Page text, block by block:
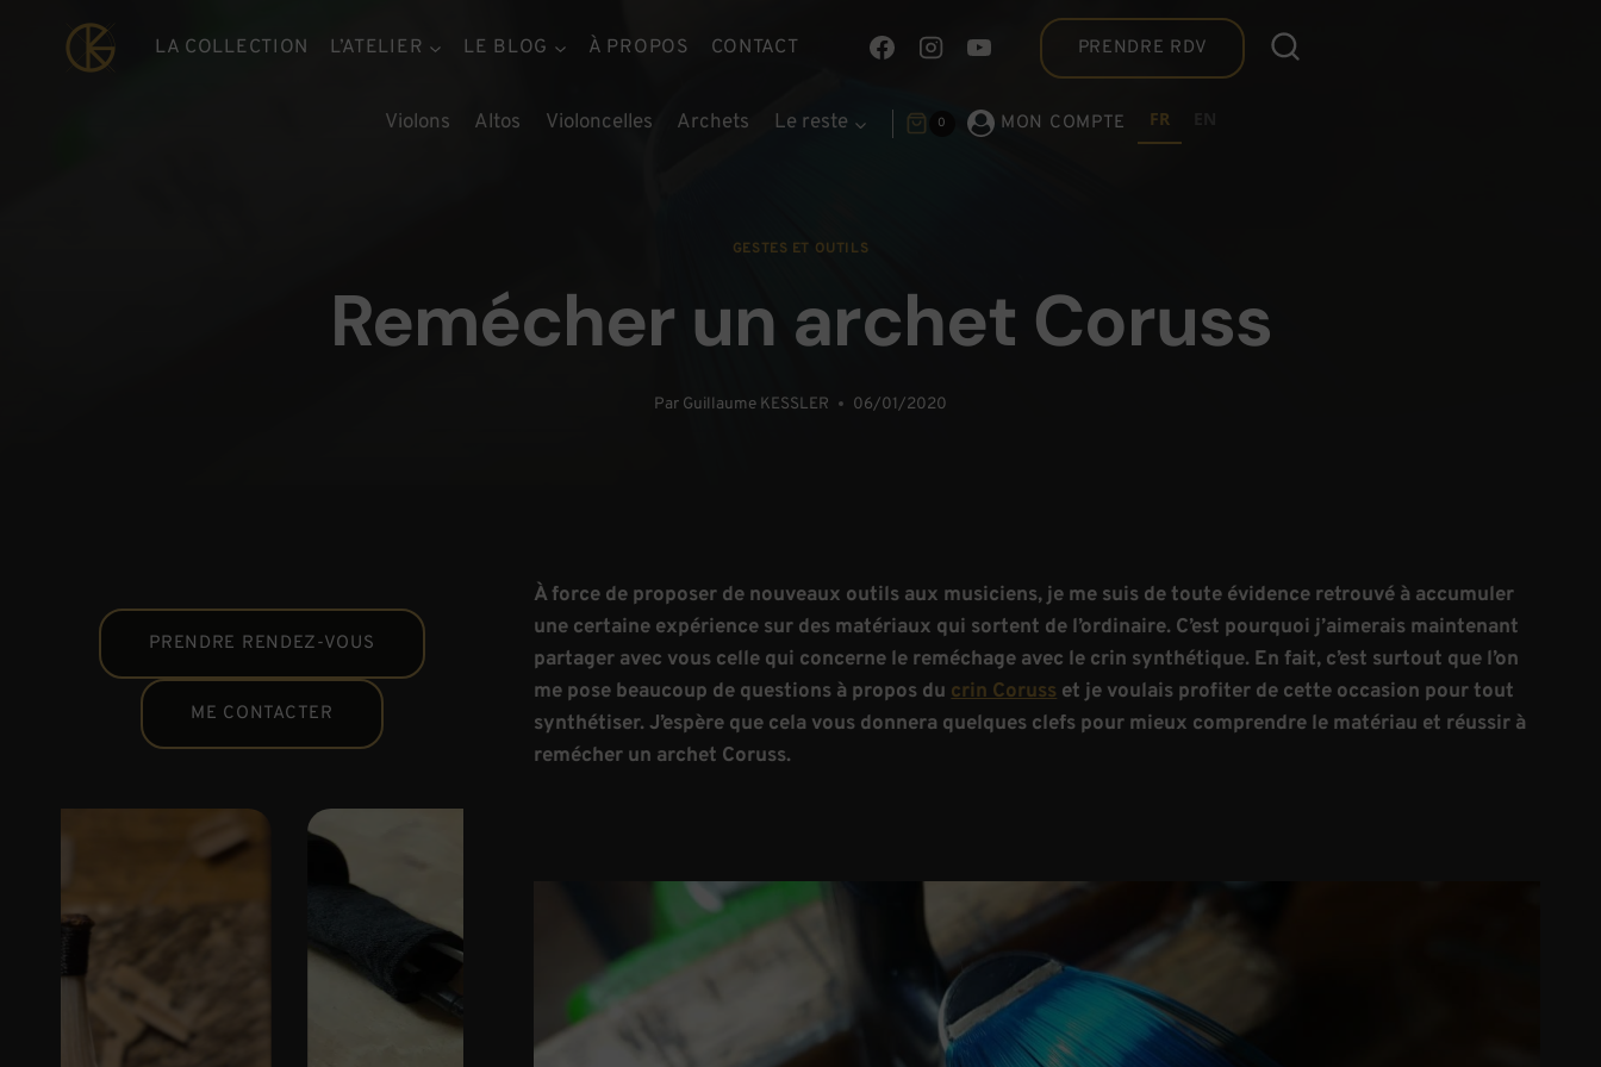
LA COLLECTION L’ATELIER LE BLOG À PROPOS CONTACT PRENDRE RDV
Violons Altos Violoncelles Archets Le reste 0 MON COMPTE FR
GESTES ET OUTILS
Remécher un archet Coruss
Par Guillaume KESSLER 06/01/2020
À force de proposer de nouveaux outils aux musiciens, je me suis de toute évidence retrouvé à accumuler
une certaine expérience sur des matériaux qui sortent de l’ordinaire. C’est pourquoi j’aimerais maintenant
partager avec vous celle qui concerne le reméchage avec le crin synthétique. En fait, c’est surtout que l’on
me pose beaucoup de questions à propos ducrin Coruss et je voulais profiter de cette occasion pour tout
synthétiser. J’espère que cela vous donnera quelques clefs pour mieux comprendre le matériau et réussir à
remécher un archet Coruss.
PRENDRE RENDEZ-VOUS
ME CONTACTER